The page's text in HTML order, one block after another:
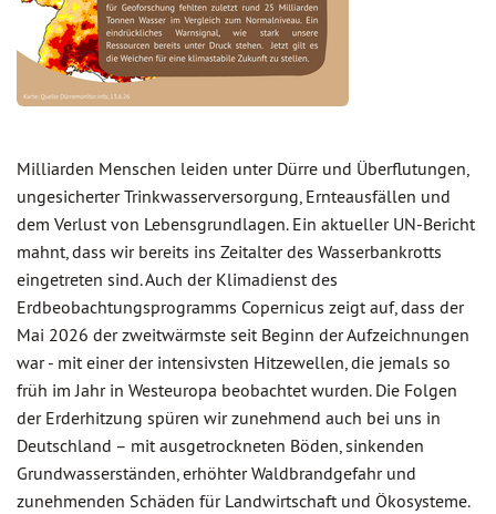
Milliarden Menschen leiden unter Dürre und Überflutungen,
ungesicherter Trinkwasserversorgung, Ernteausfällen und
dem Verlust von Lebensgrundlagen. Ein aktueller UN-Bericht
mahnt, dass wir bereits ins Zeitalter des Wasserbankrotts
eingetreten sind. Auch der Klimadienst des
Erdbeobachtungsprogramms Copernicus zeigt auf, dass der
Mai 2026 der zweitwärmste seit Beginn der Aufzeichnungen
war - mit einer der intensivsten Hitzewellen, die jemals so
früh im Jahr in Westeuropa beobachtet wurden. Die Folgen
der Erderhitzung spüren wir zunehmend auch bei uns in
Deutschland – mit ausgetrockneten Böden, sinkenden
Grundwasserständen, erhöhter Waldbrandgefahr und
zunehmenden Schäden für Landwirtschaft und Ökosysteme.